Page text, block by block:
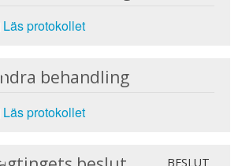
Läs protokollet
behandling
Läs protokollet
BESLUT